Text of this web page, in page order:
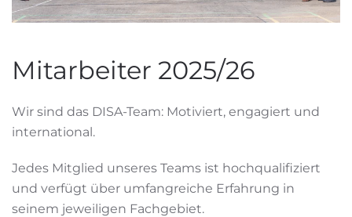
Mitarbeiter 2025/26
Wir sind das DISA-Team: Motiviert, engagiert und
international.
Jedes Mitglied unseres Teams ist hochqualifiziert
und verfügt über umfangreiche Erfahrung in
seinem jeweiligen Fachgebiet.